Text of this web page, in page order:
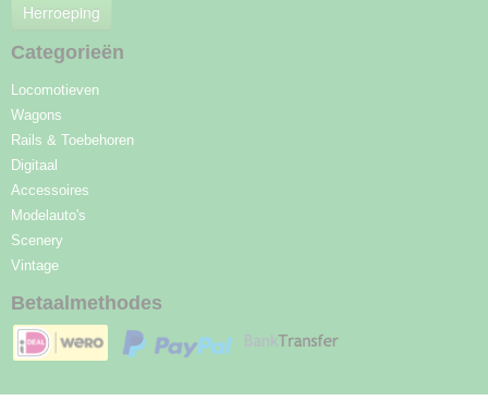
Herroeping
Categorieën
Locomotieven
Wagons
Rails & Toebehoren
Digitaal
Accessoires
Modelauto's
Scenery
Vintage
Betaalmethodes